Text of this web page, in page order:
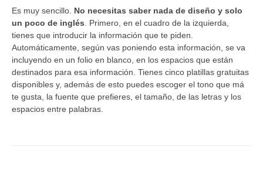
Es muy sencillo. No necesitas saber nada de diseño y solo
un poco de inglés . Primero, en el cuadro de la izquierda,
tienes que introducir la información que te piden.
Automáticamente, según vas poniendo esta información, se va
incluyendo en un folio en blanco, en los espacios que están
destinados para esa información. Tienes cinco platillas gratuitas
disponibles y, además de esto puedes escoger el tono que má
te gusta, la fuente que prefieres, el tamaño, de las letras y los
espacios entre palabras.